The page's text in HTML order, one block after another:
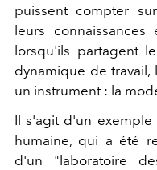
puissent compter
leurs
lorsqu'ils partagent
dynamique de travail,
un instrument : la
Il s'agit d'un exemple
humaine, qui a été
d'un "laboratoire